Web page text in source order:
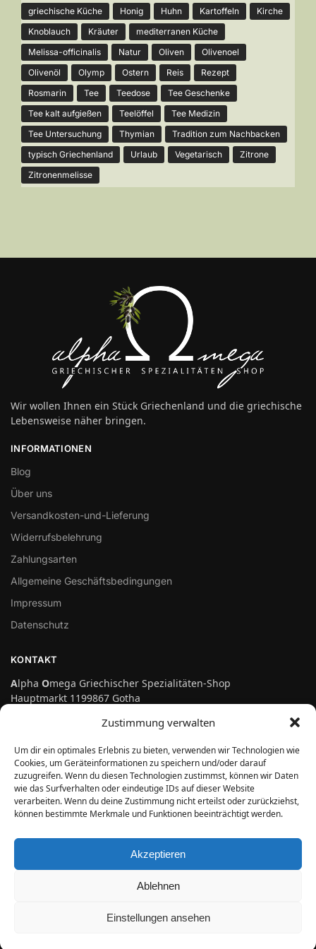
Zustimmung verwalten
Um dir ein optimales Erlebnis zu bieten, verwenden wir Technologien wie
Cookies, um Geräteinformationen zu speichern und/oder darauf
zuzugreifen. Wenn du diesen Technologien zustimmst, können wir Daten
wie das Surfverhalten oder eindeutige IDs auf dieser Website
verarbeiten. Wenn du deine Zustimmung nicht erteilst oder zurückziehst,
können bestimmte Merkmale und Funktionen beeinträchtigt werden.
Akzeptieren
Ablehnen
Einstellungen ansehen
griechische Küche
Honig Huhn Kartoffeln
Kirche
Knoblauch
Kräuter
mediterranen Küche
Melissa-officinalis
Natur Oliven
Olivenoel
Olivenöl
Olymp Ostern Reis
Rezept
Rosmarin
Tee Teedose
Tee Geschenke
Tee kalt aufgießen
Teelöffel
Tee Medizin
Tee Untersuchung
Thymian
Tradition zum Nachbacken
typisch Griechenland
Urlaub Vegetarisch
Zitrone
Zitronenmelisse
Wir wollen Ihnen ein Stück Griechenland und die griechische
Lebensweise näher bringen.
INFORMATIONEN
Blog
Über uns
Versandkosten-und-Lieferung
Widerrufsbelehrung
Zahlungsarten
Allgemeine Geschäftsbedingungen
Impressum
Datenschutz
KONTAKT
Alpha Omega Griechischer Spezialitäten-Shop
Hauptmarkt 1199867 Gotha
info@genuss-auf-griechisch.de
Vertrag widerrufen
Montag bis Freitag:
© 2026